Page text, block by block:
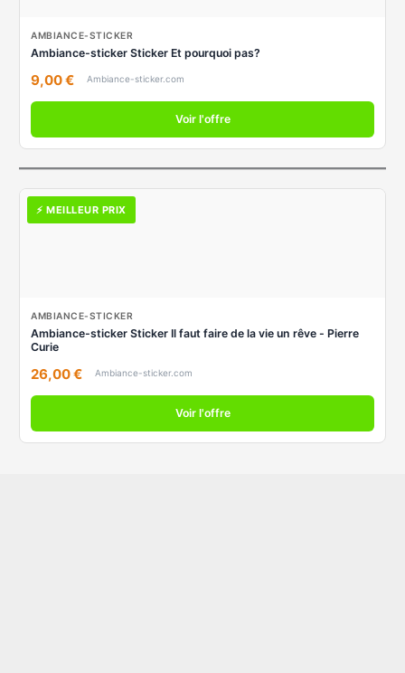
AMBIANCE-STICKER
Ambiance-sticker Sticker Et pourquoi pas?
9,00 € Ambiance-sticker.com
Voir l'offre
⚡ MEILLEUR PRIX
AMBIANCE-STICKER
Ambiance-sticker Sticker Il faut faire de la vie un rêve - Pierre
Curie
26,00 € Ambiance-sticker.com
Voir l'offre